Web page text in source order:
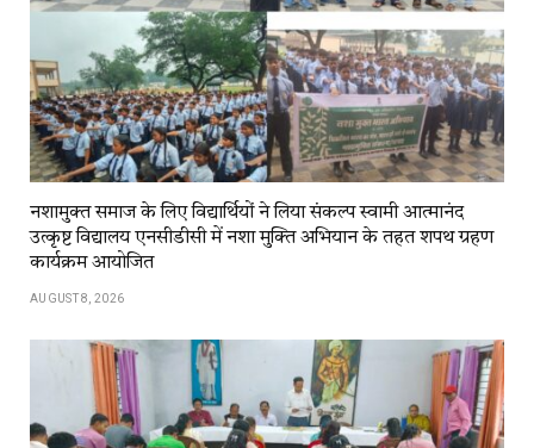
नशामुक्त समाज के लिए विद्यार्थियों ने लिया संकल्प स्वामी आत्मानंद
उत्कृष्ट विद्यालय एनसीडीसी में नशा मुक्ति अभियान के तहत शपथ ग्रहण
कार्यक्रम आयोजित
AUGUST 8, 2026